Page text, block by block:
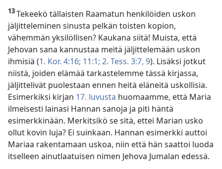
13Tekeekö tällaisten Raamatun henkilöiden uskon
jäljitteleminen sinusta pelkän toisten kopion,
vähemmän yksilöllisen? Kaukana siitä! Muista, että
Jehovan sana kannustaa meitä jäljittelemään uskon
ihmisiä (1. Kor. 4:16; 11:1; 2. Tess. 3:7, 9). Lisäksi jotkut
niistä, joiden elämää tarkastelemme tässä kirjassa,
jäljittelivät puolestaan ennen heitä eläneitä uskollisia.
Esimerkiksi kirjan 17. luvusta huomaamme, että Maria
ilmeisesti lainasi Hannan sanoja ja piti häntä
esimerkkinään. Merkitsikö se sitä, ettei Marian usko
ollut kovin luja? Ei suinkaan. Hannan esimerkki auttoi
Mariaa rakentamaan uskoa, niin että hän saattoi luoda
itselleen ainutlaatuisen nimen Jehova Jumalan edessä.